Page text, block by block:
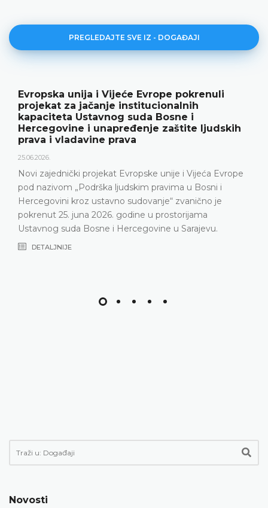
PREGLEDAJTE SVE IZ - DOGAĐAJI
Evropska unija i Vijeće Evrope pokrenuli
projekat za jačanje institucionalnih
kapaciteta Ustavnog suda Bosne i
Hercegovine i unapređenje zaštite ljudskih
prava i vladavine prava
25.06.2026.
Novi zajednički projekat Evropske unije i Vijeća Evrope
pod nazivom „Podrška ljudskim pravima u Bosni i
Hercegovini kroz ustavno sudovanje“ zvanično je
pokrenut 25. juna 2026. godine u prostorijama
Ustavnog suda Bosne i Hercegovine u Sarajevu.
DETALJNIJE
Novosti